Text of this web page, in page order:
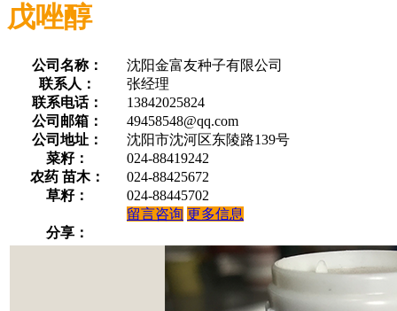
戊唑醇
公司名称：
沈阳金富友种子有限公司
联系人：
张经理
联系电话：
13842025824
公司邮箱：
49458548@qq.com
公司地址：
沈阳市沈河区东陵路139号
菜籽：
024-88419242
农药 苗木：
024-88425672
草籽：
024-88445702
留言咨询 更多信息
分享：